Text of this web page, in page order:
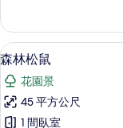
片
獅
子
的
詳
情
顯
示
森
林
7
森林松鼠
花園景
45 平方公尺
1 間臥室